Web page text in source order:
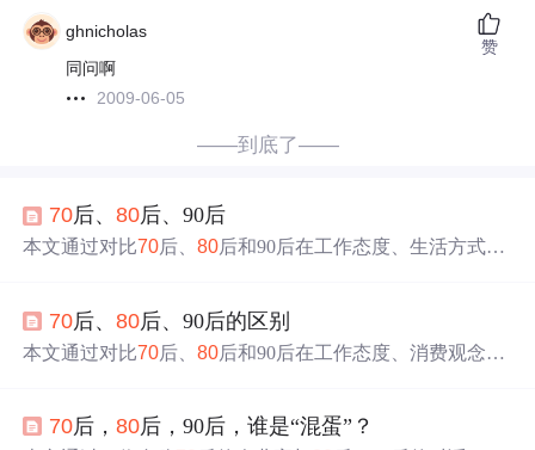
ghnicholas
同问啊
2009-06-05
赞
——到底了——
70后、80后、90后
本文通过对比70后、80后和90后在工作态度、生活方式、
70后、80后、90后的区别
本文通过对比70后、80后和90后在工作态度、消费观念、
特的时代印记。
70后，80后，90后，谁是“混蛋”？